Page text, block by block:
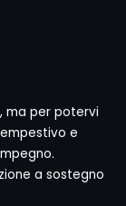
ma per potervi
e
a sostegno